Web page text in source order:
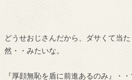
どうせおじさんだから、ダサくて当
然・・みたいな。
『厚顔無恥を盾に前進あるのみ』・